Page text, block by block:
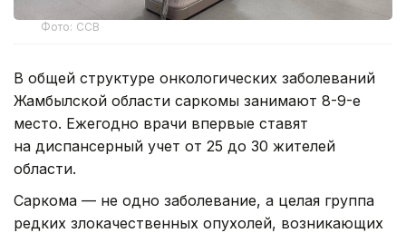
Фото: ССВ
В общей структуре онкологических заболеваний
Жамбылской области саркомы занимают 8-9-е
место. Ежегодно врачи впервые ставят
на диспансерный учет от 25 до 30 жителей
области.
Саркома — не одно заболевание, а целая группа
редких злокачественных опухолей, возникающих